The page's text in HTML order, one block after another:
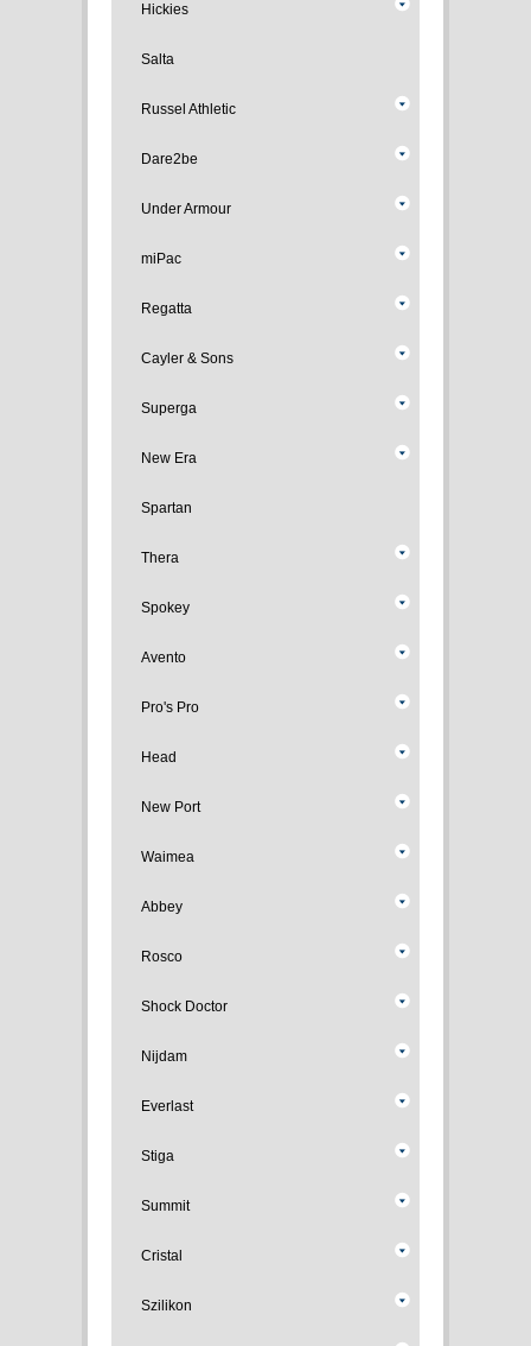
Hickies
Salta
Russel Athletic
Dare2be
Under Armour
miPac
Regatta
Cayler & Sons
Superga
New Era
Spartan
Thera
Spokey
Avento
Pro's Pro
Head
New Port
Waimea
Abbey
Rosco
Shock Doctor
Nijdam
Everlast
Stiga
Summit
Cristal
Szilikon